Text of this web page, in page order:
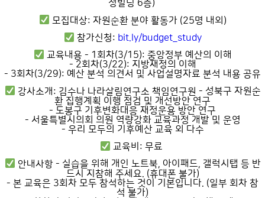
정빌딩 6층)
모집대상: 자원순환 분야 활동가 (25명 내외)
참가신청: bit.ly/budget_study
교육내용 - 1회차(3/15): 중앙정부 예산의 이해
- 2회차(3/22): 지방재정의 이해
- 3회차(3/29): 예산 분석 의견서 및 사업설명자료 분석 내용 공유
강사소개: 김수나 나라살림연구소 책임연구원 - 성북구 자원순
환 집행계획 이행 점검 및 개선방안 연구
- 도봉구 기후변화대응 재정운용 방안 연구
- 서울특별시의회 의원 역량강화 교육과정 개발 및 운영
- 우리 모두의 기후예산 교육 외 다수
교육비: 무료
안내사항 - 실습을 위해 개인 노트북, 아이패드, 갤럭시탭 등 반
드시 지참해 주세요. (휴대폰 불가)
- 본 교육은 3회차 모두 참석하는 것이 기본입니다. (일부 회차 참
석 불가)